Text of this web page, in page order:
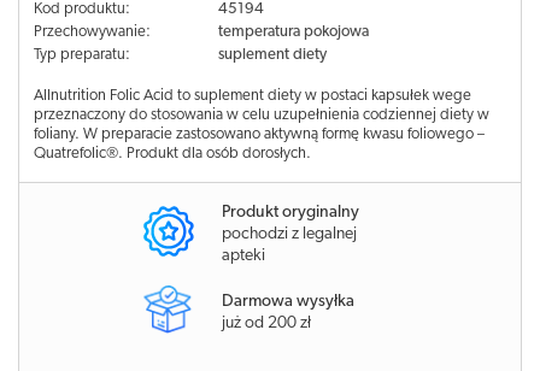
Kod produktu:
45194
Przechowywanie:
temperatura pokojowa
Typ preparatu:
suplement diety
Allnutrition Folic Acid to suplement diety w postaci kapsułek wege
przeznaczony do stosowania w celu uzupełnienia codziennej diety w
foliany. W preparacie zastosowano aktywną formę kwasu foliowego –
Quatrefolic®. Produkt dla osób dorosłych.
Produkt oryginalny
pochodzi z legalnej
apteki
Darmowa wysyłka
już od 200 zł